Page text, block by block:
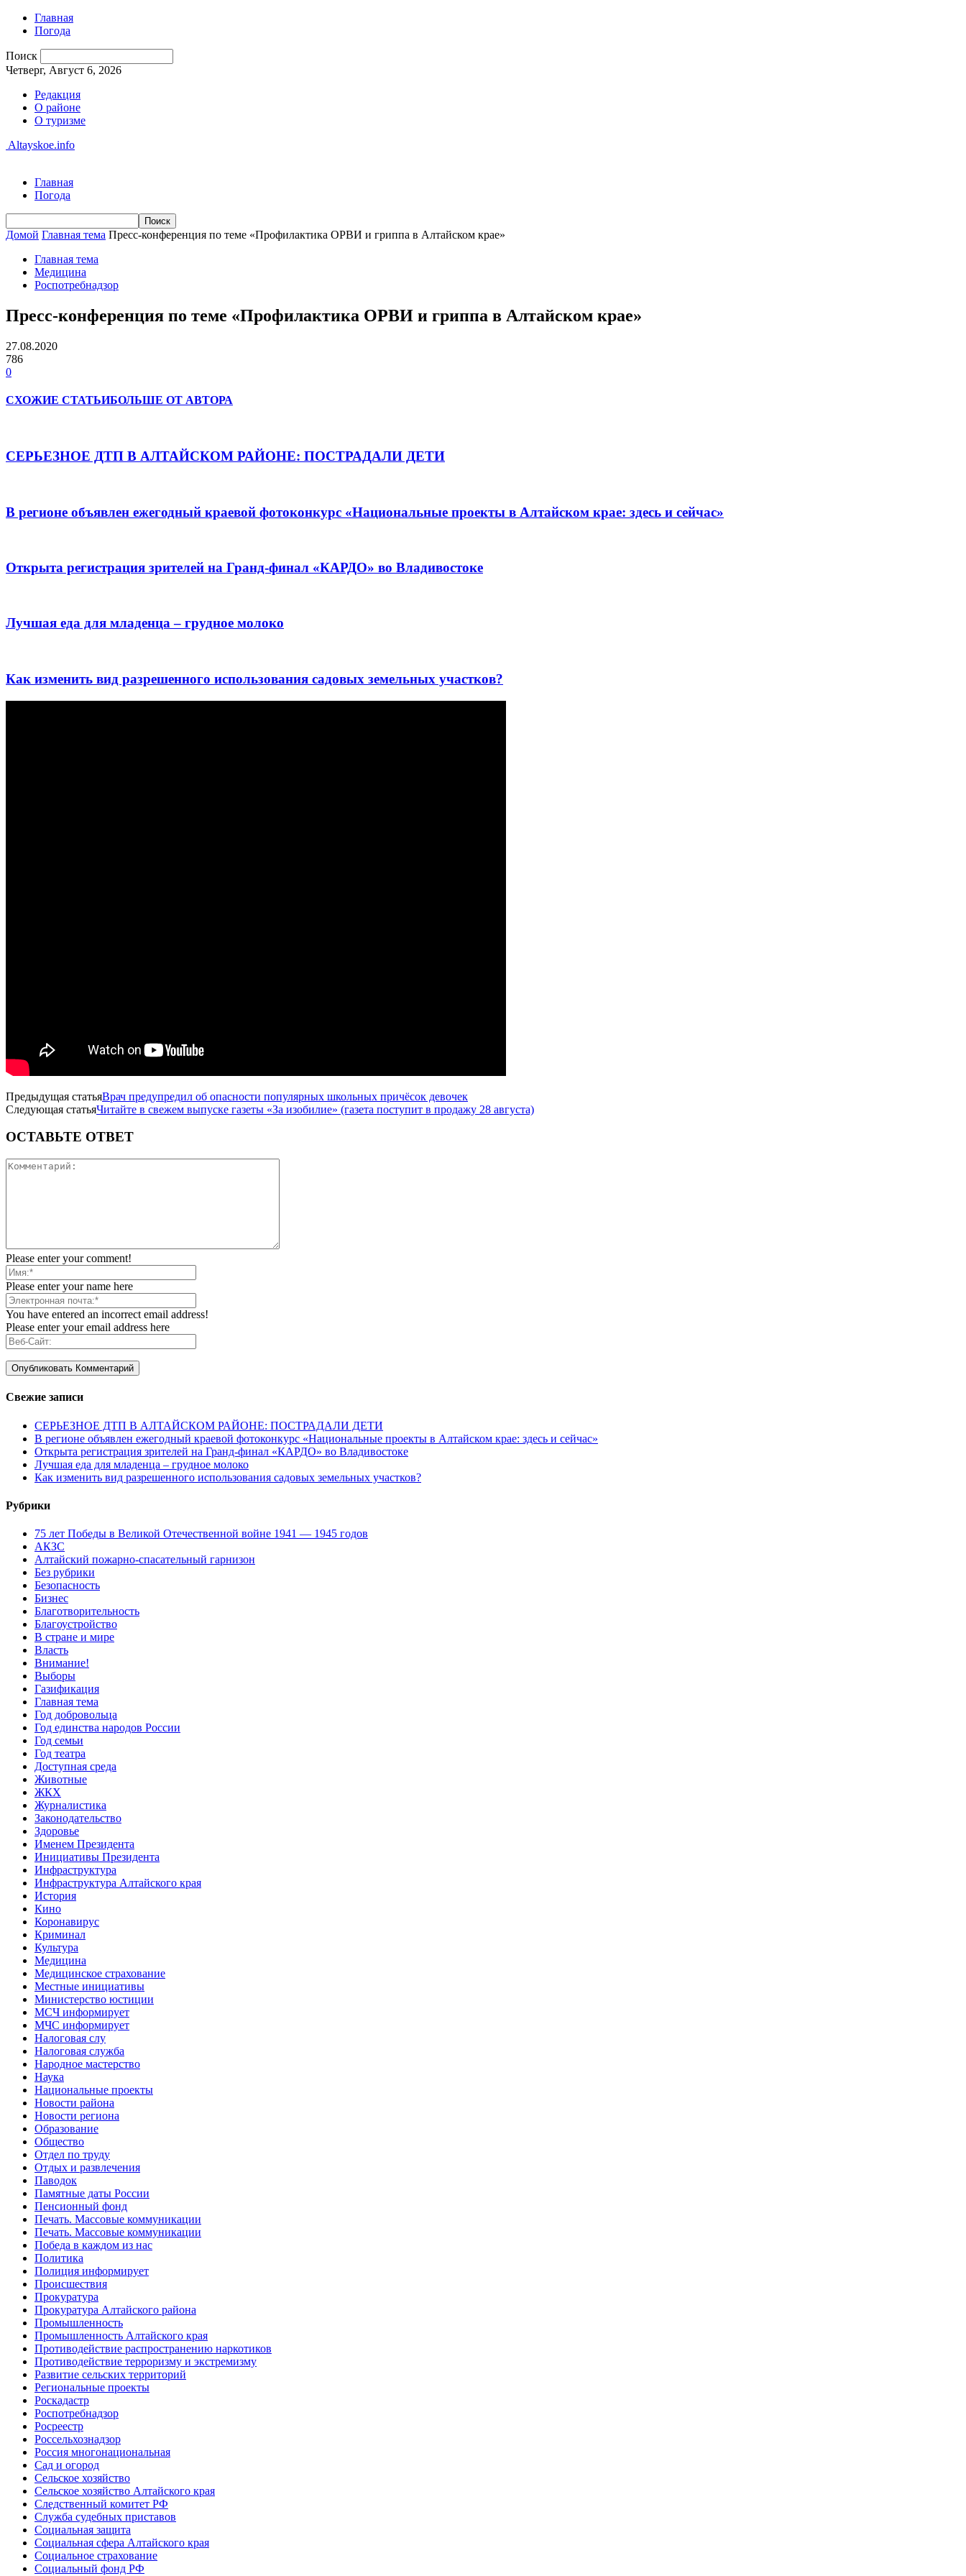
Главная
Погода
Поиск
Четверг, Август 6, 2026
Редакция
О районе
О туризме
Altayskoe.info
Главная
Погода
Домой Главная тема Пресс-конференция по теме «Профилактика ОРВИ и гриппа в Алтайском крае»
Главная тема
Медицина
Роспотребнадзор
Пресс-конференция по теме «Профилактика ОРВИ и гриппа в Алтайском крае»
27.08.2020
786
0
СХОЖИЕ СТАТЬИБОЛЬШЕ ОТ АВТОРА
СЕРЬЕЗНОЕ ДТП В АЛТАЙСКОМ РАЙОНЕ: ПОСТРАДАЛИ ДЕТИ
В регионе объявлен ежегодный краевой фотоконкурс «Национальные проекты в Алтайском крае: здесь и сейчас»
Открыта регистрация зрителей на Гранд-финал «КАРДО» во Владивостоке
Лучшая еда для младенца – грудное молоко
Как изменить вид разрешенного использования садовых земельных участков?
Предыдущая статьяВрач предупредил об опасности популярных школьных причёсок девочек
Следующая статьяЧитайте в свежем выпуске газеты «За изобилие» (газета поступит в продажу 28 августа)
ОСТАВЬТЕ ОТВЕТ
Please enter your comment!
Please enter your name here
You have entered an incorrect email address!
Please enter your email address here
Свежие записи
СЕРЬЕЗНОЕ ДТП В АЛТАЙСКОМ РАЙОНЕ: ПОСТРАДАЛИ ДЕТИ
В регионе объявлен ежегодный краевой фотоконкурс «Национальные проекты в Алтайском крае: здесь и сейчас»
Открыта регистрация зрителей на Гранд-финал «КАРДО» во Владивостоке
Лучшая еда для младенца – грудное молоко
Как изменить вид разрешенного использования садовых земельных участков?
Рубрики
75 лет Победы в Великой Отечественной войне 1941 — 1945 годов
АКЗС
Алтайский пожарно-спасательный гарнизон
Без рубрики
Безопасность
Бизнес
Благотворительность
Благоустройство
В стране и мире
Власть
Внимание!
Выборы
Газификация
Главная тема
Год добровольца
Год единства народов России
Год семьи
Год театра
Доступная среда
Животные
ЖКХ
Журналистика
Законодательство
Здоровье
Именем Президента
Инициативы Президента
Инфраструктура
Инфраструктура Алтайского края
История
Кино
Коронавирус
Криминал
Культура
Медицина
Медицинское страхование
Местные инициативы
Министерство юстиции
МСЧ информирует
МЧС информирует
Налоговая слу
Налоговая служба
Народное мастерство
Наука
Национальные проекты
Новости района
Новости региона
Образование
Общество
Отдел по труду
Отдых и развлечения
Паводок
Памятные даты России
Пенсионный фонд
Печать. Массовые коммуникации
Печать. Массовые коммуникации
Победа в каждом из нас
Политика
Полиция информирует
Происшествия
Прокуратура
Прокуратура Алтайского района
Промышленность
Промышленность Алтайского края
Противодействие распространению наркотиков
Противодействие терроризму и экстремизму
Развитие сельских территорий
Региональные проекты
Роскадастр
Роспотребнадзор
Росреестр
Россельхознадзор
Россия многонациональная
Сад и огород
Сельское хозяйство
Сельское хозяйство Алтайского края
Следственный комитет РФ
Служба судебных приставов
Социальная защита
Социальная сфера Алтайского края
Социальное страхование
Социальный фонд РФ